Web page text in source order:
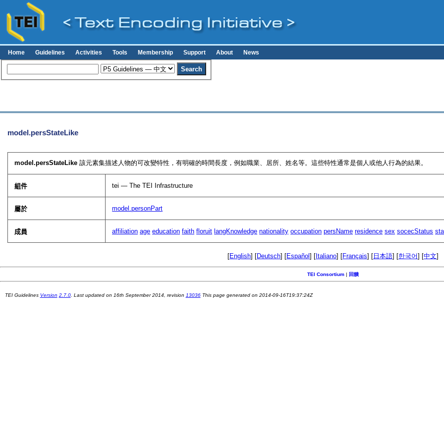
Home Guidelines Activities Tools Membership Support About News
model.persStateLike
model.persStateLike 該元素集描述人物的可改變特性，有明確的時間長度，例如職業、居所、姓名等。這些特性通常是個人或他人行為的結果。
組件 tei — The TEI Infrastructure
屬於 model.personPart
成員 affiliation age education faith floruit langKnowledge nationality occupation persName residence sex socecStatus
[English] [Deutsch] [Español] [Italiano] [Français] [日本語] [한국어] [中文]
TEI Consortium | 回饋
TEI Guidelines Version 2.7.0. Last updated on 16th September 2014 , revision 13036This page generated on 2014-09-16T19:37:24Z